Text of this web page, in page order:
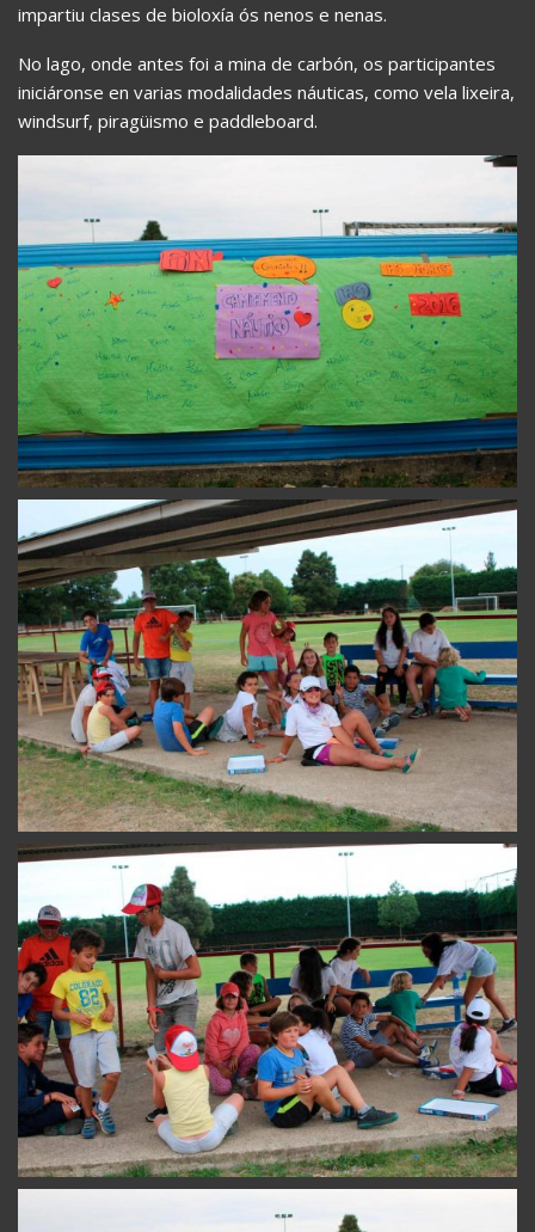
impartiu clases de bioloxía ós nenos e nenas.
No lago, onde antes foi a mina de carbón, os participantes
iniciáronse en varias modalidades náuticas, como vela lixeira,
windsurf, piragüismo e paddleboard.